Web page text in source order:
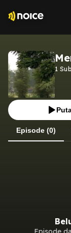
1
Episode (0)